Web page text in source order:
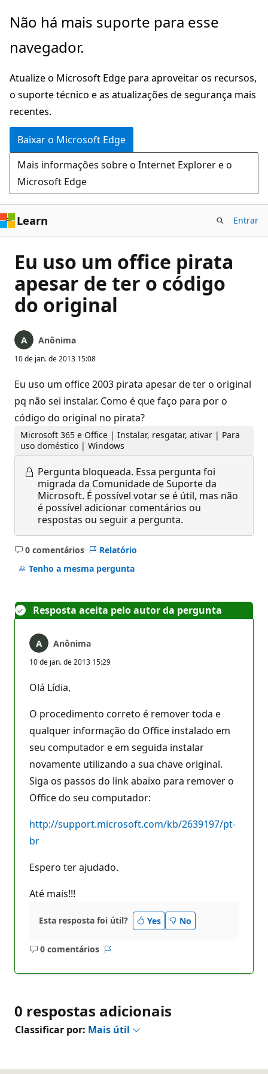
Pular
o
principal
Não há mais suporte para esse
navegador.
Atualize o Microsoft Edge para aproveitar os recursos,
o suporte técnico e as atualizações de segurança mais
recentes.
Baixar o Microsoft Edge
Mais informações sobre o Internet Explorer e o
Microsoft Edge
Learn Entrar
Eu uso um office pirata
apesar de ter o código
do original
Anônima
10 de jan. de 2013 15:08
Eu uso um office 2003 pirata apesar de ter o original
pq não sei instalar. Como é que faço para por o
código do original no pirata?
Microsoft 365 e Office | Instalar, resgatar, ativar | Para
uso doméstico | Windows
Pergunta bloqueada. Essa pergunta foi
migrada da Comunidade de Suporte da
Microsoft. É possível votar se é útil, mas não
é possível adicionar comentários ou
respostas ou seguir a pergunta.
0 comentários
Sem
comentários
Relatório
Tenho a mesma pergunta
Resposta aceita pelo autor da pergunta
Anônima
10 de jan. de 2013 15:29
Olá Lídia,
O procedimento correto é remover toda e
qualquer informação do Office instalado em
seu computador e em seguida instalar
novamente utilizando a sua chave original.
Siga os passos do link abaixo para remover o
Office do seu computador:
http://support.microsoft.com/kb/2639197/pt-
br
Espero ter ajudado.
Até mais!!!
Esta resposta foi útil? Yes No
0 comentários
Sem
0 respostas adicionais
Classificar por: Mais útil